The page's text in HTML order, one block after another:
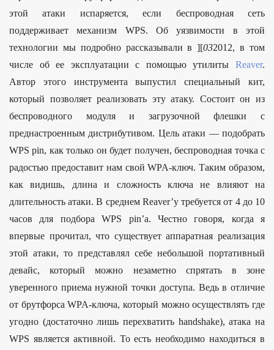
этой атаки испаряется, если беспроводная сеть
поддерживает механизм WPS. Об уязвимости в этой
технологии мы подробно рассказывали в ][032012, в том
числе об ее эксплуатации с помощью утилиты Reaver.
Автор этого инструмента выпустил специальный кит,
который позволяет реализовать эту атаку. Состоит он из
беспроводного модуля и загрузочной флешки с
преднастроенным дистрибутивом. Цель атаки — подобрать
WPS pin, как только он будет получен, беспроводная точка с
радостью предоставит нам свой WPA-ключ. Таким образом,
как видишь, длина и сложность ключа не влияют на
длительность атаки. В среднем Reaver’у требуется от 4 до 10
часов для подбора WPS pin’а. Честно говоря, когда я
впервые прочитал, что существует аппаратная реализация
этой атаки, то представлял себе небольшой портативный
девайс, который можно незаметно спрятать в зоне
уверенного приема нужной точки доступа. Ведь в отличие
от брутфорса WPA-ключа, который можно осуществлять где
угодно (достаточно лишь перехватить handshake), атака на
WPS является активной. То есть необходимо находиться в